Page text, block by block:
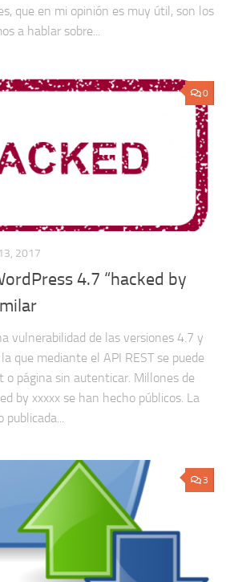
que en mi opinión es muy útil, son los
a hablar sobre...
0
2017
4.7 “hacked by
vulnerabilidad de las versiones 4.7 y
que mediante el API REST se puede
o página sin autenticar. Millones de
by xxxxx se han hecho públicos. La
publicada...
3